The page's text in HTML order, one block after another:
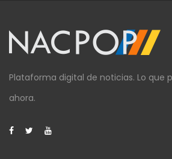
Plataforma digital de noticias. Lo que
ahora.